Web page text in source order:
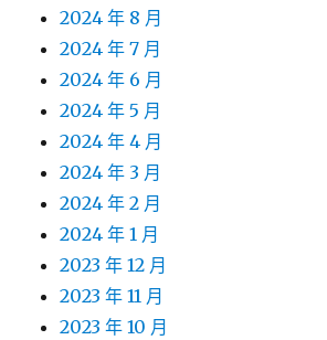
2024 年 8 月
2024 年 7 月
2024 年 6 月
2024 年 5 月
2024 年 4 月
2024 年 3 月
2024 年 2 月
2024 年 1 月
2023 年 12 月
2023 年 11 月
2023 年 10 月